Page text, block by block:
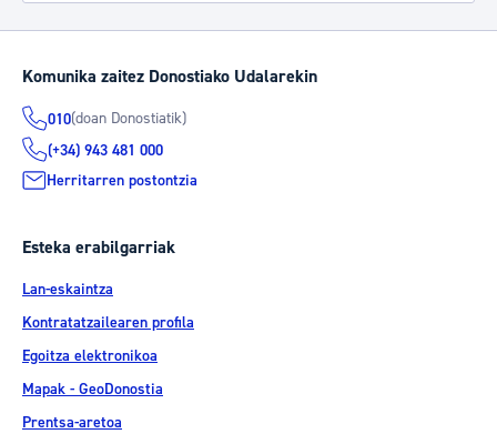
Komunika zaitez Donostiako Udalarekin
010(doan Donostiatik)
(+34) 943 481 000
Herritarren postontzia
Esteka erabilgarriak
Lan-eskaintza
Kontratatzailearen profila
Egoitza elektronikoa
Mapak - GeoDonostia
Prentsa-aretoa